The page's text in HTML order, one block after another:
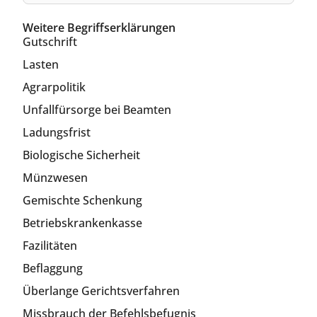
Weitere Begriffserklärungen
Gutschrift
Lasten
Agrarpolitik
Unfallfürsorge bei Beamten
Ladungsfrist
Biologische Sicherheit
Münzwesen
Gemischte Schenkung
Betriebskrankenkasse
Fazilitäten
Beflaggung
Überlange Gerichtsverfahren
Missbrauch der Befehlsbefugnis